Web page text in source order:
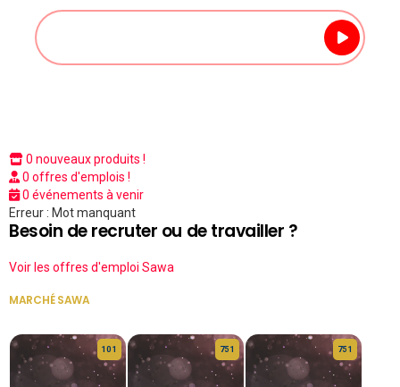
0 nouveaux produits !
0 offres d'emplois !
0 événements à venir
Erreur : Mot manquant
Besoin de recruter ou de travailler ?
Voir les offres d'emploi Sawa
MARCHÉ SAWA
10 1 75 1 75 1